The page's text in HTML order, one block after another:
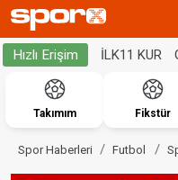
Hızlı Erişim İLK11 KUR
Takımım Fikstür
Spor Haberleri Futbol